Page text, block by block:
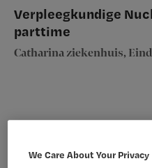
Verpleegkundige
parttime
Catharina ziekenhuis,
Verpleegkunde
We Care About Your Privacy